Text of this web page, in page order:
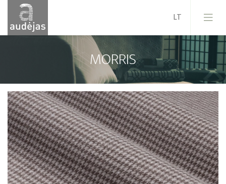
Įmonė
Istorija
Dizainas
Mūsų paslaugos
Kokybė
ES projektai
Karjera
Naujienos
MORRIS